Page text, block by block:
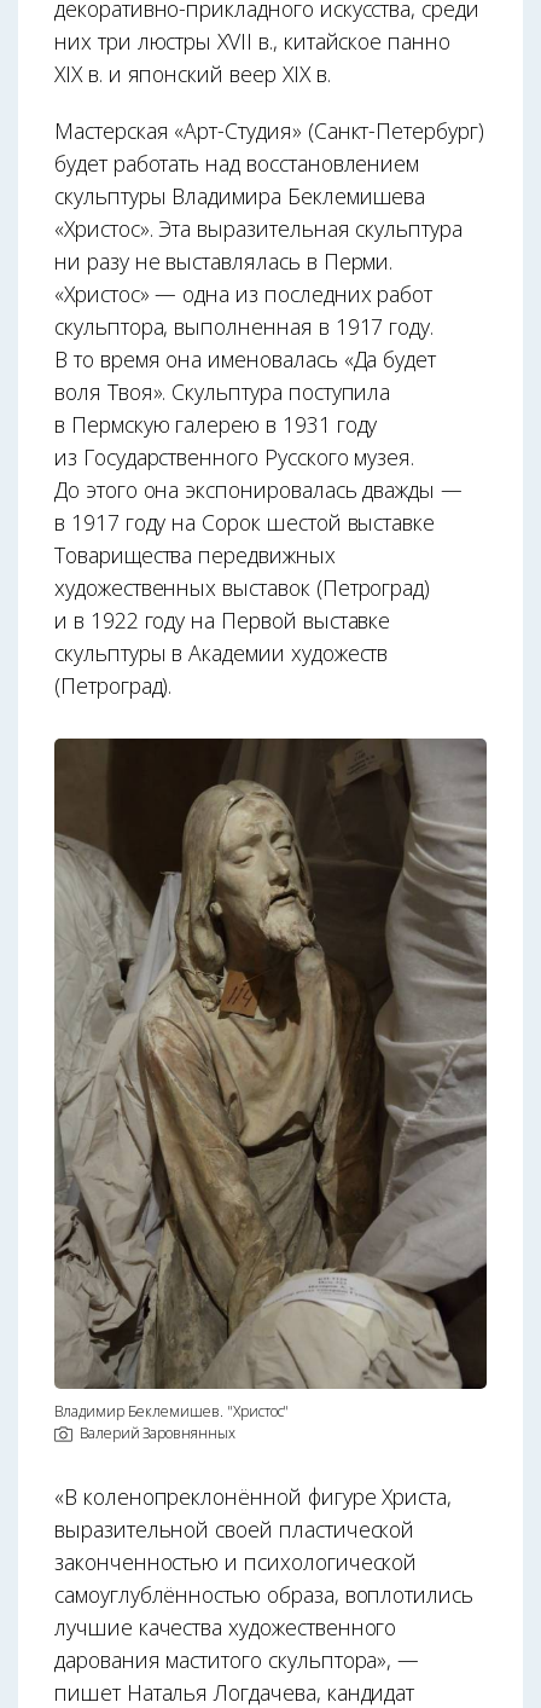
декоративно-прикладного искусства, среди
них три люстры XVII в., китайское панно
XIX в. и японский веер XIX в.
Мастерская «Арт-Студия» (Санкт-Петербург)
будет работать над восстановлением
скульптуры Владимира Беклемишева
«Христос». Эта выразительная скульптура
ни разу не выставлялась в Перми.
«Христос» — одна из последних работ
скульптора, выполненная в 1917 году.
В то время она именовалась «Да будет
воля Твоя». Скульптура поступила
в Пермскую галерею в 1931 году
из Государственного Русского музея.
До этого она экспонировалась дважды —
в 1917 году на Сорок шестой выставке
Товарищества передвижных
художественных выставок (Петроград)
и в 1922 году на Первой выставке
скульптуры в Академии художеств
(Петроград).
Владимир Беклемишев. "Христос"
Валерий Заровнянных
«В коленопреклонённой фигуре Христа,
выразительной своей пластической
законченностью и психологической
самоуглублённостью образа, воплотились
лучшие качества художественного
дарования маститого скульптора», —
пишет Наталья Логдачева, кандидат